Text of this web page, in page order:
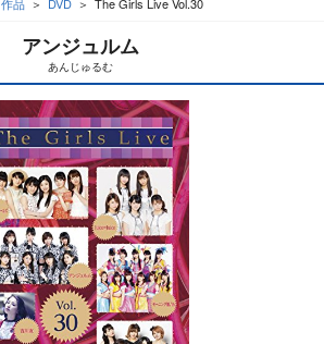
アンジュルム
あんじゅるむ